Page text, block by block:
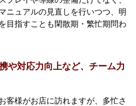
ニュアルの見直しを行いつつ、明
目指すことも閑散期・繁忙期問わ
や対応力向上など、チーム力
客様がお店に訪れますが、多忙さ